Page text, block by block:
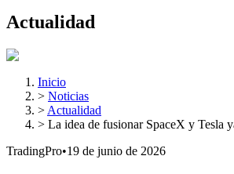
Actualidad
Inicio
> Noticias
> Actualidad
> La idea de fusionar SpaceX y Tesla
TradingPro•19 de junio de 2026